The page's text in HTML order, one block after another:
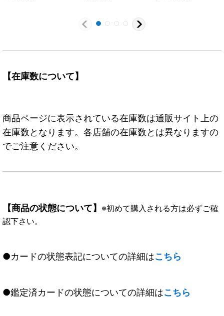
【在庫数について】
商品ページに表示されている在庫数は通販サイト上の
在庫数となります。各店舗の在庫数とは異なりますの
でご注意ください。
【商品の状態について】 ※初めて購入される方は必ずご確
認下さい。
●カードの状態表記についての詳細はこちら
●鑑定済カードの状態についての詳細はこちら